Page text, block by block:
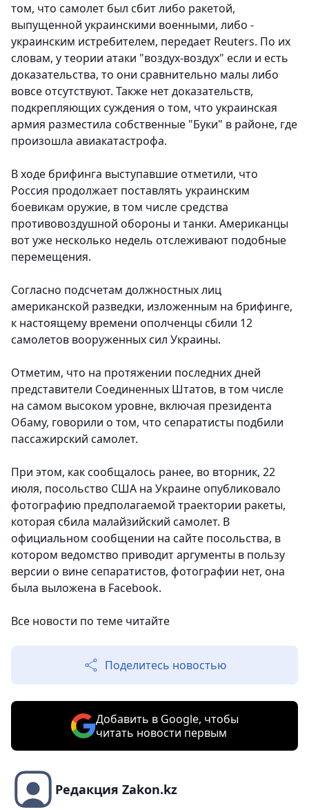
том, что самолет был сбит либо ракетой,
выпущенной украинскими военными, либо -
украинским истребителем, передает Reuters. По их
словам, у теории атаки "воздух-воздух" если и есть
доказательства, то они сравнительно малы либо
вовсе отсутствуют. Также нет доказательств,
подкрепляющих суждения о том, что украинская
армия разместила собственные "Буки" в районе, где
произошла авиакатастрофа.
В ходе брифинга выступавшие отметили, что
Россия продолжает поставлять украинским
боевикам оружие, в том числе средства
противовоздушной обороны и танки. Американцы
вот уже несколько недель отслеживают подобные
перемещения.
Согласно подсчетам должностных лиц
американской разведки, изложенным на брифинге,
к настоящему времени ополченцы сбили 12
самолетов вооруженных сил Украины.
Отметим, что на протяжении последних дней
представители Соединенных Штатов, в том числе
на самом высоком уровне, включая президента
Обаму, говорили о том, что сепаратисты подбили
пассажирский самолет.
При этом, как сообщалось ранее, во вторник, 22
июля, посольство США на Украине опубликовало
фотографию предполагаемой траектории ракеты,
которая сбила малайзийский самолет. В
официальном сообщении на сайте посольства, в
котором ведомство приводит аргументы в пользу
версии о вине сепаратистов, фотографии нет, она
была выложена в Facebook.
Все новости по теме читайте
Поделитесь новостью
Добавить в Google, чтобы
читать новости первым
Редакция Zakon.kz